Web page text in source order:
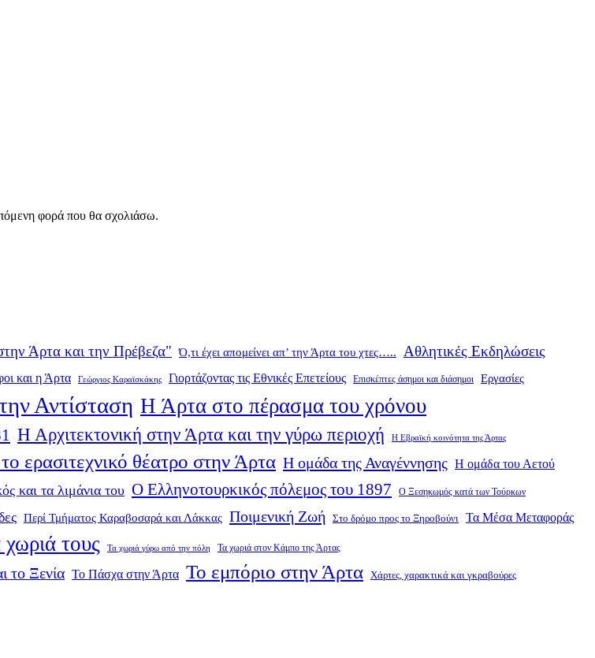
φορά που θα σχολιάσω.
Άρτα και την Πρέβεζα" Ό,τι έχει απομείνει απ’ την Άρτα του χτες….. Αθλητικές Εκδηλώσεις
και η Άρτα Γεώργιος Καραϊσκάκης Γιορτάζοντας τις Εθνικές Επετείους Επισκέπτες άσημοι και διάσημοι Εργασίες
Αντίσταση Η Άρτα στο πέρασμα του χρόνου
Η Αρχιτεκτονική στην Άρτα και την γύρω περιοχή Η Εβραϊκή κοινότητα της Άρτας
ερασιτεχνικό θέατρο στην Άρτα Η ομάδα της Αναγέννησης Η ομάδα του Αετού
και τα λιμάνια του Ο Ελληνοτουρκικός πόλεμος του 1897 Ο Ξεσηκωμός κατά των Τούρκων
Περί Τμήματος Καραβοσαρά και Λάκκας Ποιμενική Ζωή Στο δρόμο προς το Ξηροβούνι Τα Μέσα Μεταφοράς
τους Τα χωριά γύρω από την πόλη Τα χωριά στον Κάμπο της Άρτας
το Ξενία Το Πάσχα στην Άρτα Το εμπόριο στην Άρτα Χάρτες, χαρακτικά και γκραβούρες